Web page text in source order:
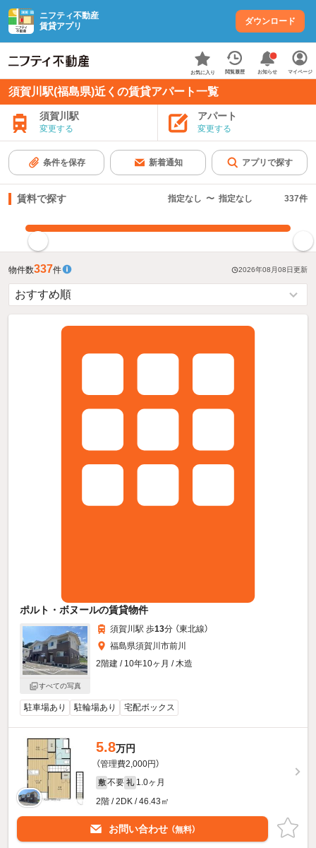
ニフティ不動産
賃貸アプリ
ダウンロード
お気に入り 閲覧履歴 お知らせ マイページ
須賀川駅(福島県)近くの賃貸アパート一覧
須賀川駅
変更する
アパート
変更する
条件を保存 新着通知 アプリで探す
賃料で探す 指定なし 〜 指定なし 337件
物件数337件 2026年08月08日更新
ポルト・ボヌールの賃貸物件
すべての写真
須賀川駅 歩13分 （東北線）
福島県須賀川市前川
2階建 / 10年10ヶ月 / 木造
駐車場あり 駐輪場あり 宅配ボックス
5.8万円
（管理費2,000円）
敷 不要 礼 1.0ヶ月
2階 / 2DK / 46.43㎡
お問い合わせ （無料）